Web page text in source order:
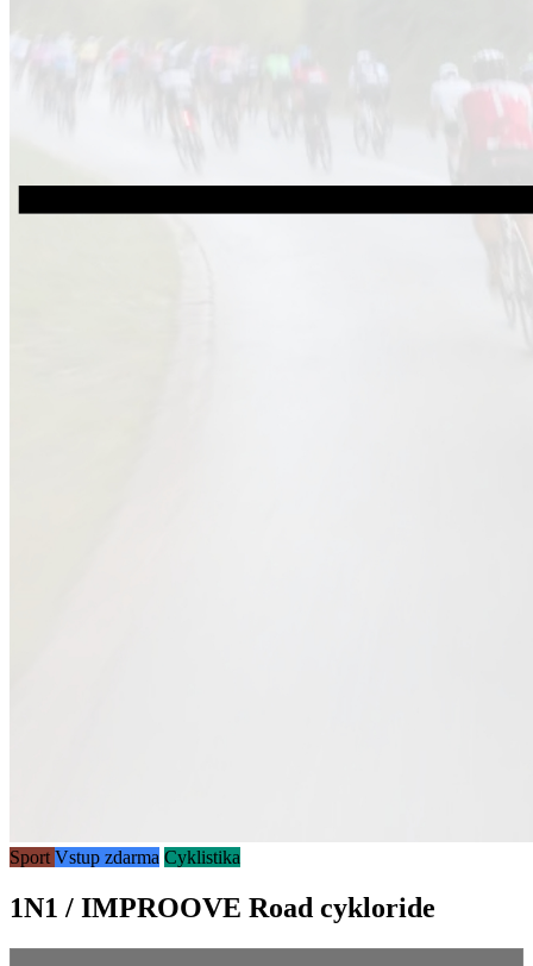
Sport Vstup zdarma Cyklistika
1N1 / IMPROOVE Road cykloride